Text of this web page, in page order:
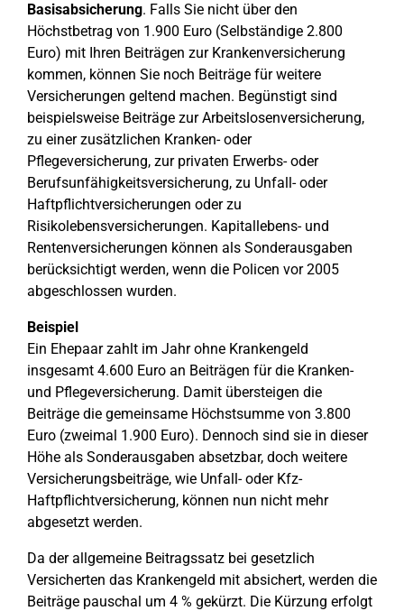
Basisabsicherung. Falls Sie nicht über den
Höchstbetrag von 1.900 Euro (Selbständige 2.800
Euro) mit Ihren Beiträgen zur Krankenversicherung
kommen, können Sie noch Beiträge für weitere
Versicherungen geltend machen. Begünstigt sind
beispielsweise Beiträge zur Arbeitslosenversicherung,
zu einer zusätzlichen Kranken- oder
Pflegeversicherung, zur privaten Erwerbs- oder
Berufsunfähigkeitsversicherung, zu Unfall- oder
Haftpflichtversicherungen oder zu
Risikolebensversicherungen. Kapitallebens- und
Rentenversicherungen können als Sonderausgaben
berücksichtigt werden, wenn die Policen vor 2005
abgeschlossen wurden.
Beispiel
Ein Ehepaar zahlt im Jahr ohne Krankengeld
insgesamt 4.600 Euro an Beiträgen für die Kranken-
und Pflegeversicherung. Damit übersteigen die
Beiträge die gemeinsame Höchstsumme von 3.800
Euro (zweimal 1.900 Euro). Dennoch sind sie in dieser
Höhe als Sonderausgaben absetzbar, doch weitere
Versicherungsbeiträge, wie Unfall- oder Kfz-
Haftpflichtversicherung, können nun nicht mehr
abgesetzt werden.
Da der allgemeine Beitragssatz bei gesetzlich
Versicherten das Krankengeld mit absichert, werden die
Beiträge pauschal um 4 % gekürzt. Die Kürzung erfolgt